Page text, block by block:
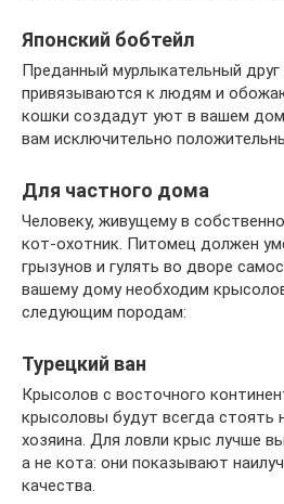
Японский бобтейл
Преданный мурлыкательный
привязываются к людям и
кошки создадут уют в вашем
вам исключительно
Для частного дома
Человеку, живущему в
кот-охотник. Питомец должен
грызунов и гулять во дворе
вашему дому необходим
следующим породам:
Турецкий ван
Крысолов с восточного
крысоловы будут всегда стоять
хозяина. Для ловли крыс лучше
а не кота: они показывают
качества.